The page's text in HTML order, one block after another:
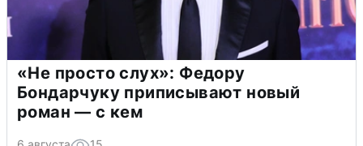
«Не просто слух»: Федору
Бондарчуку приписывают новый
роман — с кем